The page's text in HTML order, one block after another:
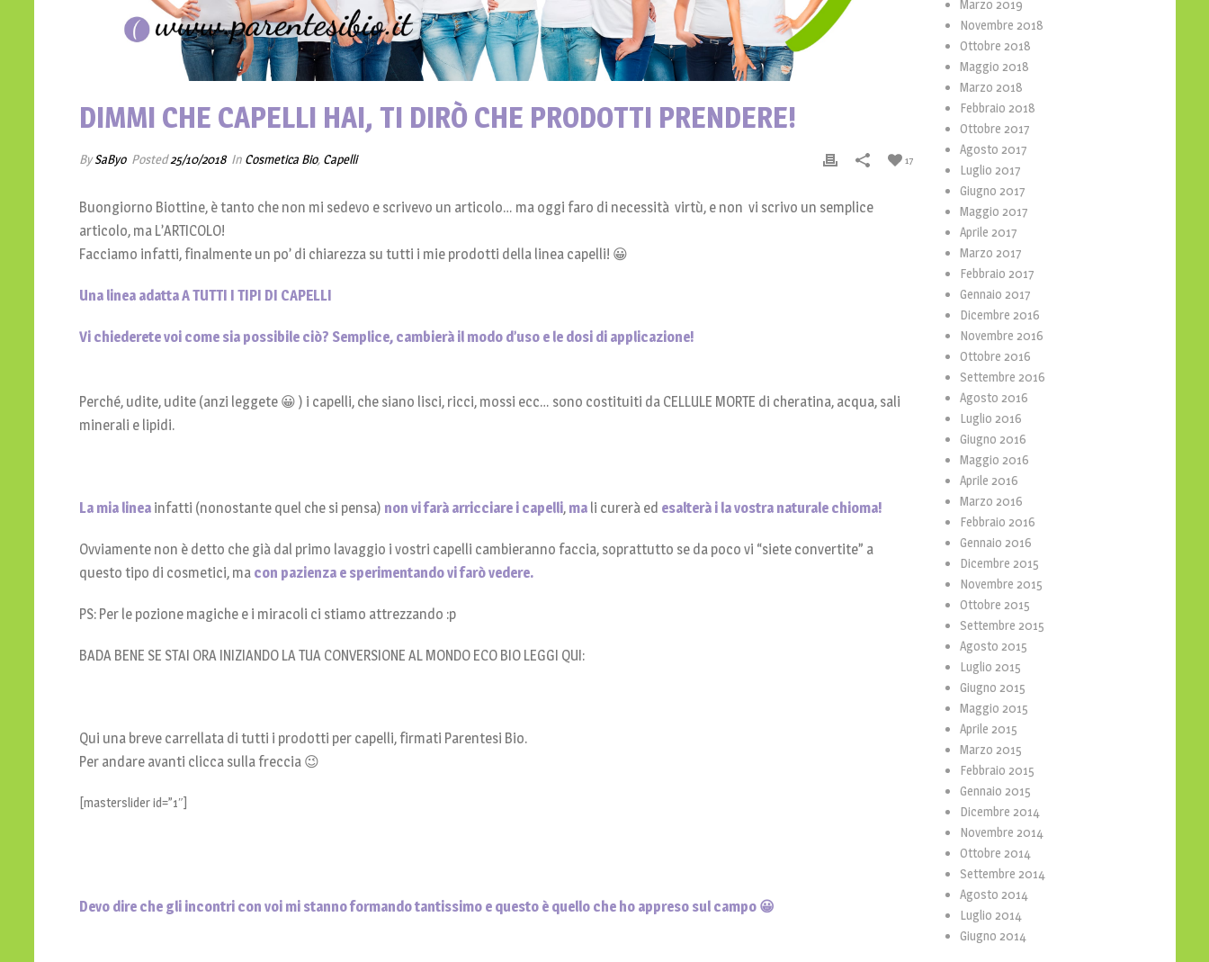
DIMMI CHE CAPELLI HAI, TI DIRÒ CHE PRODOTTI PRENDERE!
BySaByo Posted25/10/2018 In Cosmetica Bio, Capelli 17
Buongiorno Biottine, è tanto che non mi sedevo e scrivevo un articolo… ma oggi faro di necessità virtù, e non vi scrivo un semplice
articolo, ma L’ARTICOLO!
Facciamo infatti, finalmente un po’ di chiarezza su tutti i mie prodotti della linea capelli! 😀
Una linea adatta A TUTTI I TIPI DI CAPELLI
Vi chiederete voi come sia possibile ciò? Semplice, cambierà il modo d’uso e le dosi di applicazione!
Perché, udite, udite (anzi leggete 😀 ) i capelli, che siano lisci, ricci, mossi ecc… sono costituiti da CELLULE MORTE di cheratina, acqua, sali
minerali e lipidi.
La mia lineainfatti (nonostante quel che si pensa) non vi farà arricciare i capelli, mali curerà ed esalterà i la vostra naturale chioma!
Ovviamente non è detto che già dal primo lavaggio i vostri capelli cambieranno faccia, soprattutto se da poco vi “siete convertite” a
questo tipo di cosmetici, ma con pazienza e sperimentando vi farò vedere.
PS: Per le pozione magiche e i miracoli ci stiamo attrezzando :p
BADA BENE SE STAI ORA INIZIANDO LA TUA CONVERSIONE AL MONDO ECO BIO LEGGI QUI:
Qui una breve carrellata di tutti i prodotti per capelli, firmati Parentesi Bio.
Per andare avanti clicca sulla freccia 😉
[masterslider id=”1″]
Devo dire che gli incontri con voi mi stanno formando tantissimo e questo è quello che ho appreso sul campo 😀
Marzo 2019
Novembre 2018
Ottobre 2018
Maggio 2018
Marzo 2018
Febbraio 2018
Ottobre 2017
Agosto 2017
Luglio 2017
Giugno 2017
Maggio 2017
Aprile 2017
Marzo 2017
Febbraio 2017
Gennaio 2017
Dicembre 2016
Novembre 2016
Ottobre 2016
Settembre 2016
Agosto 2016
Luglio 2016
Giugno 2016
Maggio 2016
Aprile 2016
Marzo 2016
Febbraio 2016
Gennaio 2016
Dicembre 2015
Novembre 2015
Ottobre 2015
Settembre 2015
Agosto 2015
Luglio 2015
Giugno 2015
Maggio 2015
Aprile 2015
Marzo 2015
Febbraio 2015
Gennaio 2015
Dicembre 2014
Novembre 2014
Ottobre 2014
Settembre 2014
Agosto 2014
Luglio 2014
Giugno 2014